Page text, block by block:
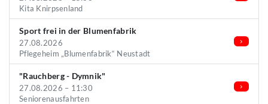
Kita Knirpsenland
Sport frei in der Blumenfabrik
27.08.2026
Pflegeheim „Blumenfabrik“ Neustadt
"Rauchberg - Dymnik"
27.08.2026 – 11:30
Seniorenausfahrten